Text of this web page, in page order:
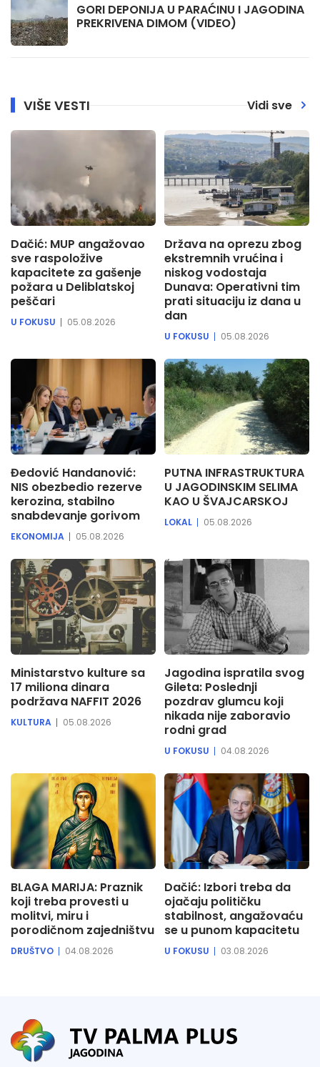
GORI DEPONIJA U PARAĆINU I JAGODINA
PREKRIVENA DIMOM (VIDEO)
VIŠE VESTI Vidi sve
Dačić: MUP angažovao
sve raspoložive
kapacitete za gašenje
požara u Deliblatskoj
peščari
U FOKUSU 05.08.2026
Država na oprezu zbog
ekstremnih vrućina i
niskog vodostaja
Dunava: Operativni tim
prati situaciju iz dana u
dan
U FOKUSU 05.08.2026
Đedović Handanović:
NIS obezbedio rezerve
kerozina, stabilno
snabdevanje gorivom
EKONOMIJA 05.08.2026
PUTNA INFRASTRUKTURA
U JAGODINSKIM SELIMA
KAO U ŠVAJCARSKOJ
LOKAL 05.08.2026
Ministarstvo kulture sa
17 miliona dinara
podržava NAFFIT 2026
KULTURA 05.08.2026
Jagodina ispratila svog
Gileta: Poslednji
pozdrav glumcu koji
nikada nije zaboravio
rodni grad
U FOKUSU 04.08.2026
BLAGA MARIJA: Praznik
koji treba provesti u
molitvi, miru i
porodičnom zajedništvu
DRUŠTVO 04.08.2026
Dačić: Izbori treba da
ojačaju političku
stabilnost, angažovaću
se u punom kapacitetu
U FOKUSU 03.08.2026